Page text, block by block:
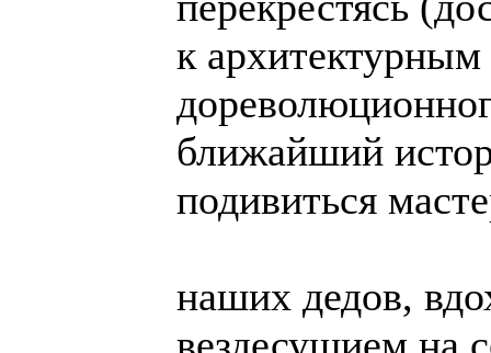
к
ближайший
подивиться
наших дедов,